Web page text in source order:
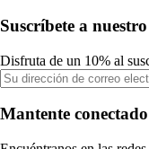
Suscríbete a
Disfruta de un 10% al
Mantente conectado